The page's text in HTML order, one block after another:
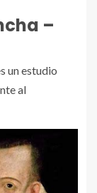
–
un estudio
al